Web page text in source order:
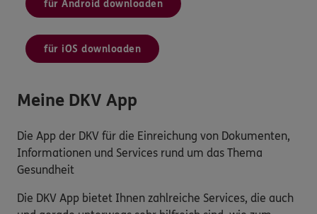
für Android downloaden
für iOS downloaden
Meine DKV App
Die App der DKV für die Einreichung von Dokumenten,
Informationen und Services rund um das Thema
Gesundheit
Die DKV App bietet Ihnen zahlreiche Services, die auch